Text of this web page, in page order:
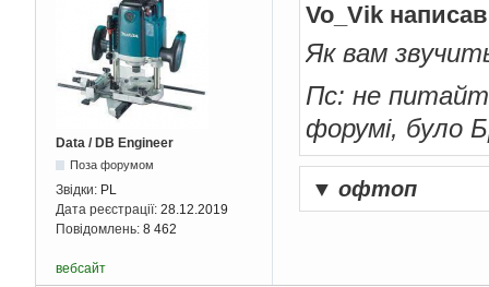
Data / DB Engineer
Поза форумом
Звідки: PL
Дата реєстрації: 28.12.2019
Повідомлень: 8 462
Vo_Vik
Як вам
Пс: не
форумі, було
▼ офтоп
вебсайт